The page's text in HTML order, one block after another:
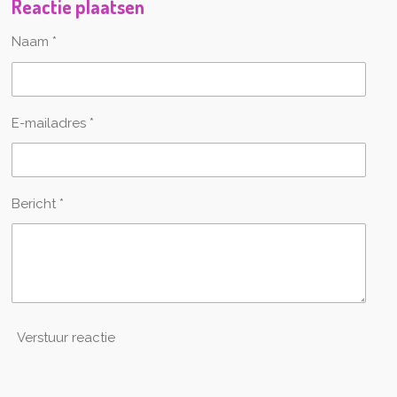
s
e
r
e
n
e
n
e e e
Reactie plaatsen
Naam *
E-mailadres *
Bericht *
Verstuur reactie